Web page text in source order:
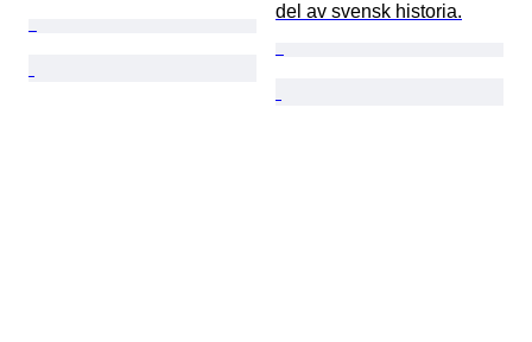
del av svensk historia.